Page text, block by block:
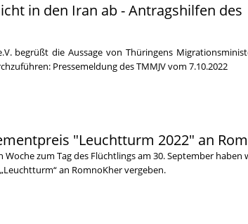
in den Iran ab - Antragshilfen des
begrüßt die Aussage von Thüringens
Pressemeldung des TMMJV vom 7.10.2022
"Leuchtturm 2022" an
zum Tag des Flüchtlings am 30. September haben
an RomnoKher vergeben.